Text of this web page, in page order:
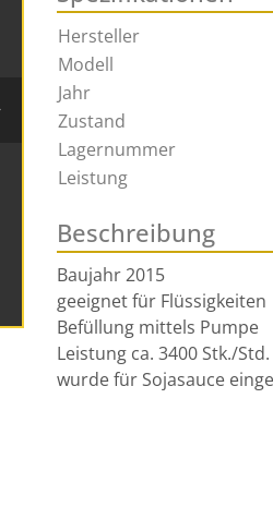
Hersteller
Modell
Jahr
Zustand
Lagernummer
Leistung
Beschreibung
Baujahr 2015
geeignet für Flüssigkeiten
Befüllung mittels Pumpe
Leistung ca. 3400 Stk./Std.
wurde für Sojasauce